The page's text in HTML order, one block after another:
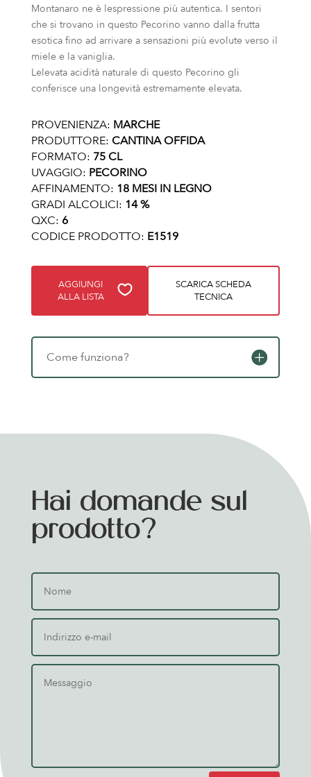
Montanaro ne è lespressione più autentica. I sentori
che si trovano in questo Pecorino vanno dalla frutta
esotica fino ad arrivare a sensazioni più evolute verso il
miele e la vaniglia.
Lelevata acidità naturale di questo Pecorino gli
conferisce una longevità estremamente elevata.
PROVENIENZA: MARCHE
PRODUTTORE: CANTINA OFFIDA
FORMATO: 75 CL
UVAGGIO: PECORINO
AFFINAMENTO: 18 MESI IN LEGNO
GRADI ALCOLICI: 14 %
QXC: 6
CODICE PRODOTTO: E1519
AGGIUNGI
ALLA LISTA
SCARICA SCHEDA
TECNICA
Come funziona?
Hai domande sul
prodotto?